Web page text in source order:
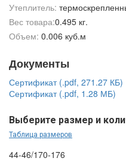
Утеплитель:
Вес товара:0.495 кг.
Объем: 0.006 куб.м
Документы
Сертификат (.pdf, 271.27 КБ)
Сертификат (.pdf, 1.28 МБ)
Выберите размер и
Таблица размеров
44-46/170-176